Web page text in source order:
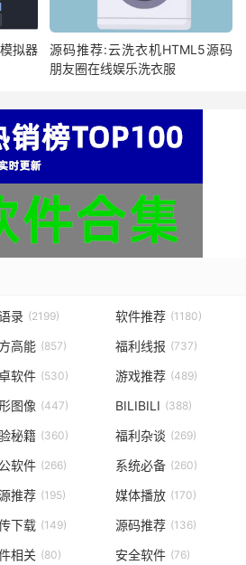
拟器
源码推荐:云洗衣机HTML5源码
朋友圈在线娱乐洗衣服
录 (2199) 软件推荐 (1180)
高能 (857) 福利线报 (737)
软件 (530) 游戏推荐 (489)
图像 (447) BILIBILI (388)
秘籍 (360) 福利杂谈 (269)
软件 (266) 系统必备 (260)
推荐 (195) 媒体播放 (170)
下载 (149) 源码推荐 (136)
相关 (80) 安全软件 (76)